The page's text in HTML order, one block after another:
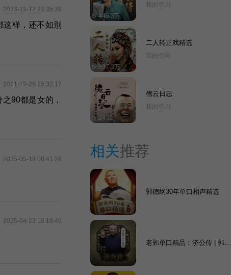
2023-12-12 23:35:39
样，还不如别
2021-12-26 15:32:17
90都是女的，
2025-05-19 00:41:28
2025-04-23 18:19:40
446.3万
我的空间
837.3万
二人转正戏精选
我的空间
2432
德云日志
我的空间
相关推荐
郭德纲30年单口相声精选
老郭单口精品：济公传 | 郭德